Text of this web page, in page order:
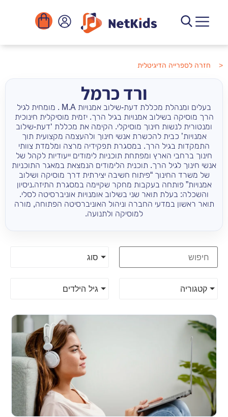
< חזרה לספרייה הדיגיטלית
ורד כרמל
בעלים ומנהלת מכללת דעת-שילוב אמנויות M.A . מומחית לגיל
הרך מוסיקה בשילוב אמנויות בגיל הרך. יזמית מוסיקלית חינוכית
ומנטורית לנשות חינוך מוסיקלי. הקימה את מכללת ‘דעת-שילוב
אמנויות’ כבית להכשרת אנשי חינוך ולהעצמה מקצועית תוך
התמקדות בגיל הרך. במסגרת תפקידיה מרצה ומלמדת צוותי
חינוך ברחבי הארץ ומפתחת תוכניות לימודים ייעודיות לקהל של
אנשי חינוך לגיל הרך. תוכנית הלימודים הנמצאת במאגר התוכניות
של משרד החינוך “פיתוח חשיבה יצירתית דרך מוסיקה ושילוב
אמנויות” פותחה בעקבות מחקר שקיימה במסגרת התיזה.ניסיון
והשכלה: בעלת תואר שני בשילוב אומנויות אוניברסיטה לסלי.
תואר ראשון במדעי החברה וניהול האוניברסיטה הפתוחה, מורה
למוסיקה ולתנועה.
סוג
קטגוריה גיל הילדים